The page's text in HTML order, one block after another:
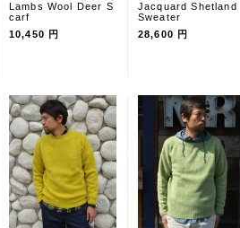
Lambs Wool Deer S
carf
10,450 円
Jacquard Shetland
Sweater
28,600 円